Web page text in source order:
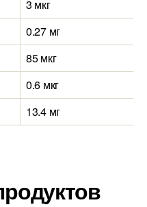
3 мкг
0.27 мг
85 мкг
0.6 мкг
13.4 мг